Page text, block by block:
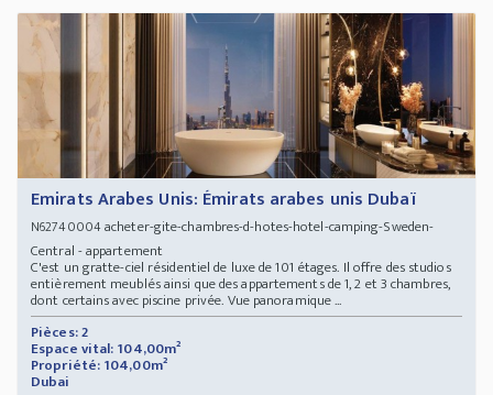
Emirats Arabes Unis: Émirats arabes unis Dubaï
N62740004acheter-gite-chambres-d-hotes-hotel-camping-Sweden-
Central - appartement
C'est un gratte-ciel résidentiel de luxe de 101 étages. Il offre des studios
entièrement meublés ainsi que des appartements de 1, 2 et 3 chambres,
dont certains avec piscine privée. Vue panoramique ...
Pièces: 2
Espace vital: 104,00m²
Propriété: 104,00m²
Dubai